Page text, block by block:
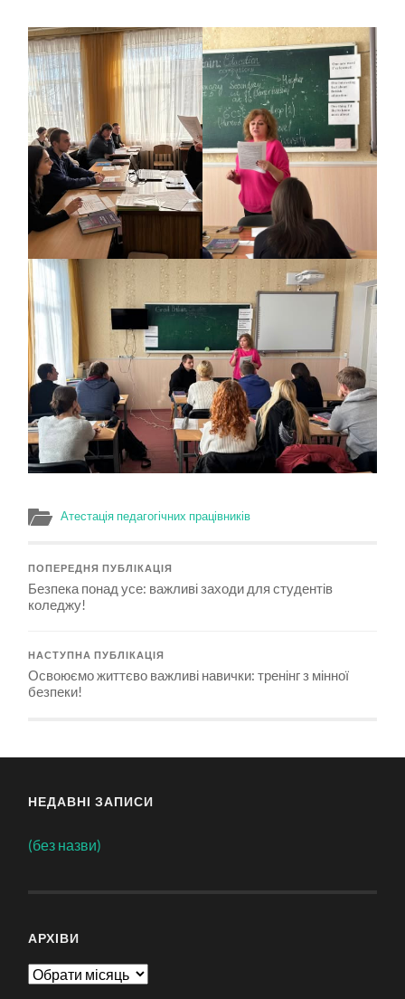
Атестація педагогічних працівників
ПОПЕРЕДНЯ ПУБЛІКАЦІЯ
Безпека понад усе: важливі заходи для студентів
коледжу!
НАСТУПНА ПУБЛІКАЦІЯ
Освоюємо життєво важливі навички: тренінг з мінної
безпеки!
НЕДАВНІ ЗАПИСИ
(без назви)
АРХІВИ
Архіви